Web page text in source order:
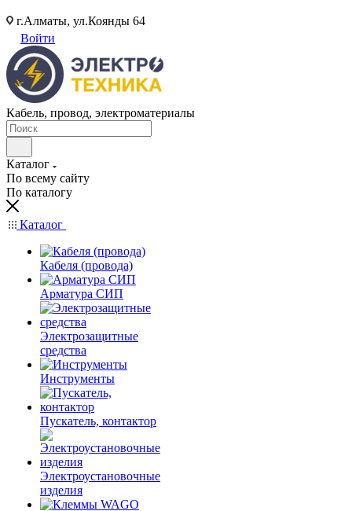
г.Алматы, ул.Коянды 64
Войти
Кабель, провод, электроматериалы
Каталог
По всему сайту
По каталогу
Каталог
Кабеля (провода)
Арматура СИП
Электрозащитные
средства
Инструменты
Пускатель, контактор
Электроустановочные
изделия